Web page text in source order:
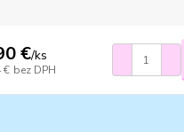
€/ks
€ bez DPH